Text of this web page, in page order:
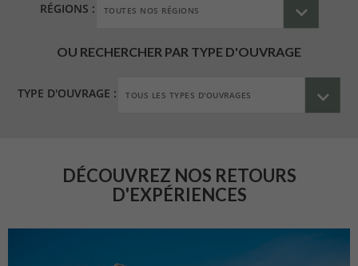
RÉGIONS :
OU RECHERCHER PAR TYPE D'OUVRAGE
TYPE D'OUVRAGE :
DÉCOUVREZ NOS RETOURS
D'EXPÉRIENCES